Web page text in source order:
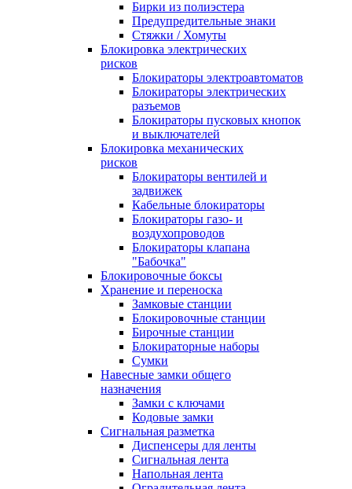
Бирки из полиэстера
Предупредительные знаки
Стяжки / Хомуты
Блокировка электрических
рисков
Блокираторы электроавтоматов
Блокираторы электрических
разъемов
Блокираторы пусковых кнопок
и выключателей
Блокировка механических
рисков
Блокираторы вентилей и
задвижек
Кабельные блокираторы
Блокираторы газо- и
воздухопроводов
Блокираторы клапана
"Бабочка"
Блокировочные боксы
Хранение и переноска
Замковые станции
Блокировочные станции
Бирочные станции
Блокираторные наборы
Сумки
Навесные замки общего
назначения
Замки с ключами
Кодовые замки
Сигнальная разметка
Диспенсеры для ленты
Сигнальная лента
Напольная лента